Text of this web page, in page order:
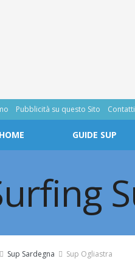
Pubblicità su questo Sito Contatti
HOME GUIDE SUP
Sup Sardegna Sup Ogliastra